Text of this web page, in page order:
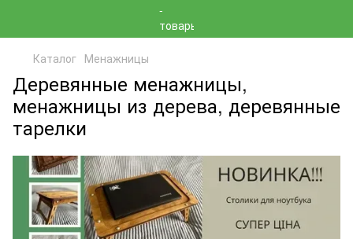
Каталог Менажницы
Деревянные менажницы,
менажницы из дерева, деревянные
тарелки